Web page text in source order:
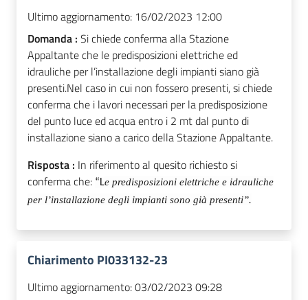
Ultimo aggiornamento: 16/02/2023 12:00
Domanda : Si chiede conferma alla Stazione
Appaltante che le predisposizioni elettriche ed
idrauliche per l’installazione degli impianti siano già
presenti.Nel caso in cui non fossero presenti, si chiede
conferma che i lavori necessari per la predisposizione
del punto luce ed acqua entro i 2 mt dal punto di
installazione siano a carico della Stazione Appaltante.
Risposta : In riferimento al quesito richiesto si
conferma che: “Le predisposizioni elettriche e idrauliche
per l’installazione degli impianti sono già presenti”.
Chiarimento PI033132-23
Ultimo aggiornamento:03/02/2023 09:28